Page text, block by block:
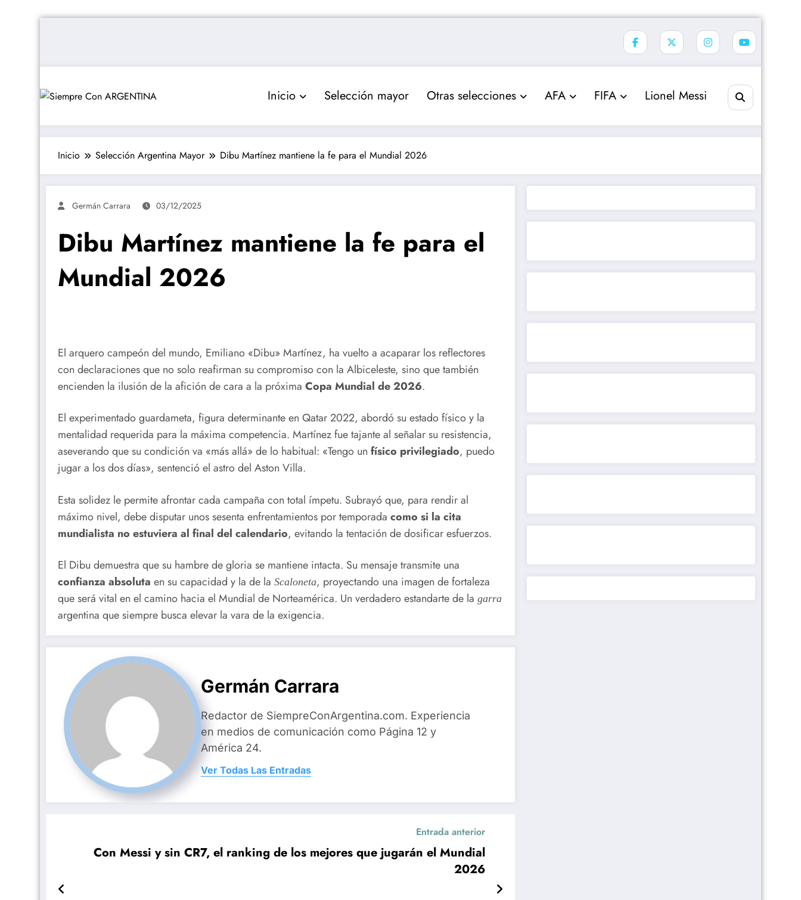
Inicio Selección mayor Otras selecciones AFA FIFA Lionel Messi
Inicio Selección Argentina Mayor Dibu Martínez mantiene la fe para el Mundial 2026
Germán Carrara 03/12/2025
Dibu Martínez mantiene la fe para el
Mundial 2026
El arquero campeón del mundo, Emiliano «Dibu» Martínez, ha vuelto a acaparar los reflectores
con declaraciones que no solo reafirman su compromiso con la Albiceleste, sino que también
encienden la ilusión de la afición de cara a la próxima Copa Mundial de 2026.
El experimentado guardameta, figura determinante en Qatar 2022, abordó su estado físico y la
mentalidad requerida para la máxima competencia. Martínez fue tajante al señalar su resistencia,
aseverando que su condición va «más allá» de lo habitual: «Tengo un físico privilegiado, puedo
jugar a los dos días», sentenció el astro del Aston Villa.
Esta solidez le permite afrontar cada campaña con total ímpetu. Subrayó que, para rendir al
máximo nivel, debe disputar unos sesenta enfrentamientos por temporada como si la cita
mundialista no estuviera al final del calendario, evitando la tentación de dosificar esfuerzos.
El Dibu demuestra que su hambre de gloria se mantiene intacta. Su mensaje transmite una
confianza absoluta en su capacidad y la de la Scaloneta, proyectando una imagen de fortaleza
que será vital en el camino hacia el Mundial de Norteamérica. Un verdadero estandarte de la garra
argentina que siempre busca elevar la vara de la exigencia.
Germán Carrara
Redactor de SiempreConArgentina.com. Experiencia
en medios de comunicación como Página 12 y
América 24.
Ver Todas Las Entradas
Entrada anterior
Con Messi y sin CR7, el ranking de los mejores que jugarán el Mundial
2026